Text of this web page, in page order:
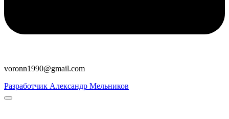
voronn1990@gmail.com
Разработчик Александр Мельников